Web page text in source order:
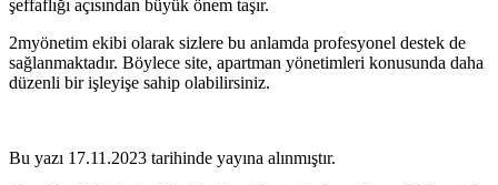
şeffaflığı açısından büyük önem taşır.
2myönetim ekibi olarak sizlere bu anlamda profesyonel destek de
sağlanmaktadır. Böylece site, apartman yönetimleri konusunda daha
düzenli bir işleyişe sahip olabilirsiniz.
Bu yazı 17.11.2023 tarihinde yayına alınmıştır.